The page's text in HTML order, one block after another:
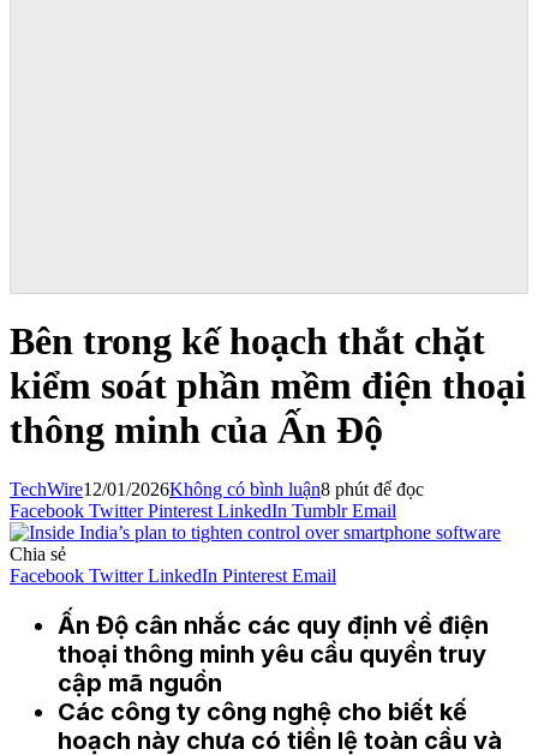
Bên trong kế hoạch thắt chặt
kiểm soát phần mềm điện thoại
thông minh của Ấn Độ
TechWire12/01/2026Không có bình luận8 phút để đọc
Facebook Twitter Pinterest LinkedIn Tumblr Email
Chia sẻ
Facebook Twitter LinkedIn Pinterest Email
Ấn Độ cân nhắc các quy định về điện
thoại thông minh yêu cầu quyền truy
cập mã nguồn
Các công ty công nghệ cho biết kế
hoạch này chưa có tiền lệ toàn cầu và